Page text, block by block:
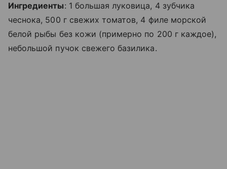
Ингредиенты: 1 большая луковица, 4 зубчика
чеснока, 500 г свежих томатов, 4 филе морской
белой рыбы без кожи (примерно по 200 г каждое),
небольшой пучок свежего базилика.